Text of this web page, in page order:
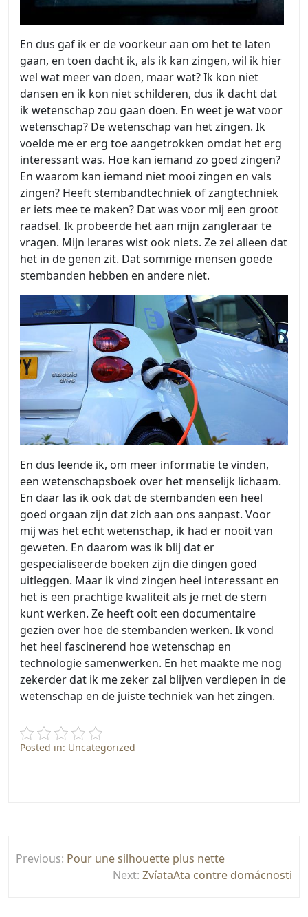
En dus gaf ik er de voorkeur aan om het te laten
gaan, en toen dacht ik, als ik kan zingen, wil ik hier
wel wat meer van doen, maar wat? Ik kon niet
dansen en ik kon niet schilderen, dus ik dacht dat
ik wetenschap zou gaan doen. En weet je wat voor
wetenschap? De wetenschap van het zingen. Ik
voelde me er erg toe aangetrokken omdat het erg
interessant was. Hoe kan iemand zo goed zingen?
En waarom kan iemand niet mooi zingen en vals
zingen? Heeft stembandtechniek of zangtechniek
er iets mee te maken? Dat was voor mij een groot
raadsel. Ik probeerde het aan mijn zangleraar te
vragen. Mijn lerares wist ook niets. Ze zei alleen dat
het in de genen zit. Dat sommige mensen goede
stembanden hebben en andere niet.
En dus leende ik, om meer informatie te vinden,
een wetenschapsboek over het menselijk lichaam.
En daar las ik ook dat de stembanden een heel
goed orgaan zijn dat zich aan ons aanpast. Voor
mij was het echt wetenschap, ik had er nooit van
geweten. En daarom was ik blij dat er
gespecialiseerde boeken zijn die dingen goed
uitleggen. Maar ik vind zingen heel interessant en
het is een prachtige kwaliteit als je met de stem
kunt werken. Ze heeft ooit een documentaire
gezien over hoe de stembanden werken. Ik vond
het heel fascinerend hoe wetenschap en
technologie samenwerken. En het maakte me nog
zekerder dat ik me zeker zal blijven verdiepen in de
wetenschap en de juiste techniek van het zingen.
Posted in: Uncategorized
navigation
Previous: Pour une silhouette plus nette
Next: ZvíataAta contre domácnosti